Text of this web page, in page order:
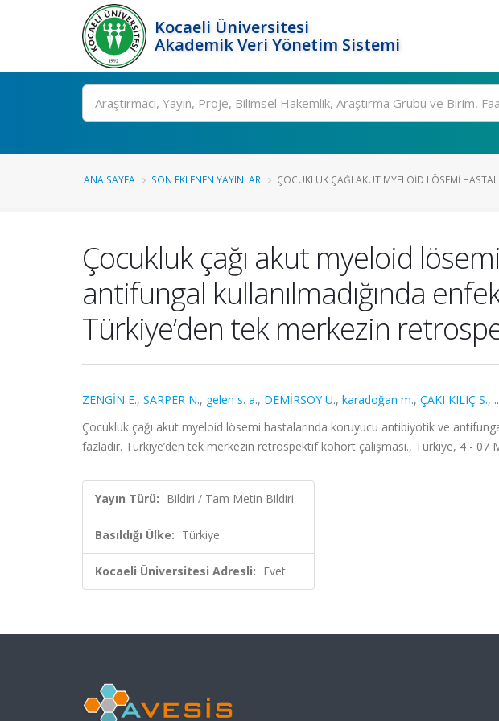
Kocaeli Üniversitesi
Akademik Veri Yönetim Sistemi
Ara
ANA SAYFA SON EKLENEN YAYINLAR ÇOCUKLUK ÇAĞI AKUT MYELOID LÖSEMI
Çocukluk çağı akut myeloid
antifungal kullanılmadığında
Türkiye’den tek merkezin
ZENGİN E., SARPER N., gelen s. a., DEMİRSOY U., karadoğan m., ÇAKI KILIÇ S.,
Çocukluk çağı akut myeloid lösemi hastalarında koruyucu antibiyotik ve antifungal
fazladır. Türkiye’den tek merkezin retrospektif kohort çalışması., Türkiye, 4 - 07
Yayın Türü: Bildiri / Tam Metin Bildiri
Basıldığı Ülke: Türkiye
Kocaeli Üniversitesi Adresli: Evet